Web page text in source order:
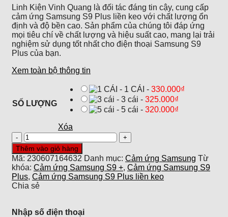
Linh Kiện Vinh Quang là đối tác đáng tin cậy, cung cấp
cảm ứng Samsung S9 Plus liền keo với chất lượng ổn
định và độ bền cao. Sản phẩm của chúng tôi đáp ứng
mọi tiêu chí về chất lượng và hiệu suất cao, mang lại trải
nghiệm sử dụng tốt nhất cho điện thoại Samsung S9
Plus của bạn.
Xem toàn bộ thông tin
SỐ LƯỢNG
- 1 CÁI - 330.000₫
- 3 cái - 325.000₫
- 5 cái - 320.000₫
Xóa
Cảm
ứng
Samsung
S9
Plus
liền
keo
lượng
Thêm vào giỏ hàng
Mã: 230607164632 Danh mục: Cảm ứng Samsung Từ
khóa: Cảm ứng Samsung S9 +, Cảm ứng Samsung S9
Plus, Cảm ứng Samsung S9 Plus liền keo
Chia sẻ
Nhập số điện thoại